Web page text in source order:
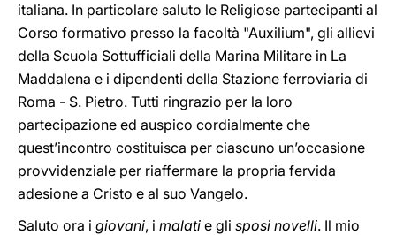
italiana. In particolare saluto le Religiose partecipanti al
Corso formativo presso la facoltà "Auxilium", gli allievi
della Scuola Sottufficiali della Marina Militare in La
Maddalena e i dipendenti della Stazione ferroviaria di
Roma - S. Pietro. Tutti ringrazio per la loro
partecipazione ed auspico cordialmente che
quest’incontro costituisca per ciascuno un’occasione
provvidenziale per riaffermare la propria fervida
adesione a Cristo e al suo Vangelo.
Saluto ora i giovani, i malati e gli sposi novelli. Il mio